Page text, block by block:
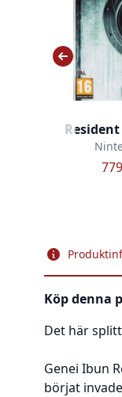
Köp denna
Det här
Genei Ibun
börjat